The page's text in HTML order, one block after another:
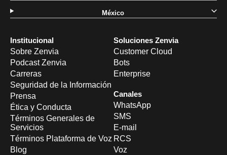
Institucional
Sobre Zenvia
Podcast Zenvia
Carreras
Seguridad de la Información
Prensa
Ética y Conducta
Términos Generales de
Servicios
Términos Plataforma de Voz
Blog
Soluciones Zenvia
Customer Cloud
Bots
Enterprise
Canales
WhatsApp
SMS
E-mail
RCS
Voz
México